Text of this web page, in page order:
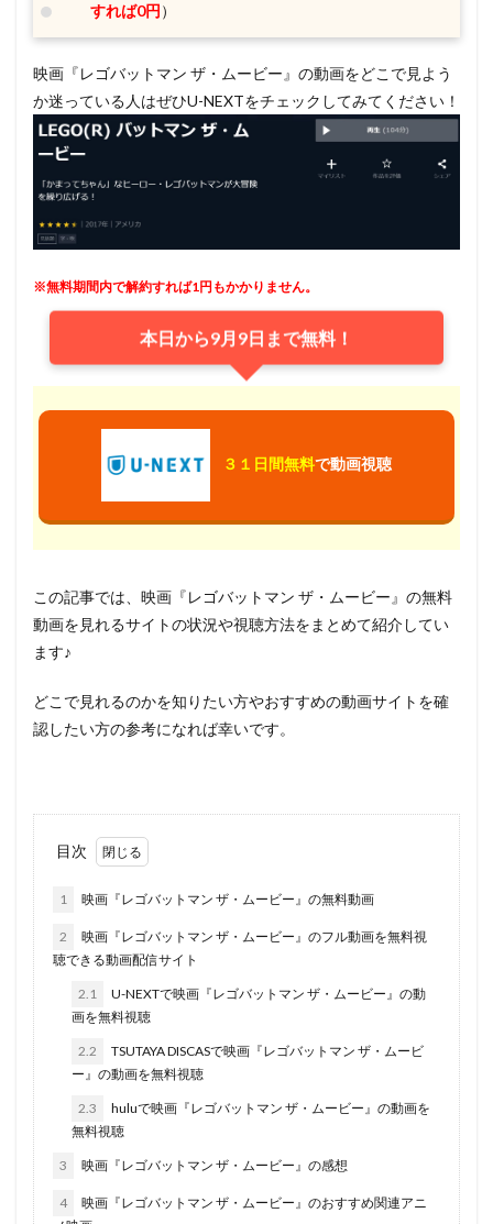
すれば0円）
映画『レゴバットマン ザ・ムービー』の動画をどこで見よう
か迷っている人はぜひU-NEXTをチェックしてみてください！
※無料期間内で解約すれば1円もかかりません。
本日から9月9日まで無料！
３１日間無料で動画視聴
この記事では、映画『レゴバットマン ザ・ムービー』の無料
動画を見れるサイトの状況や視聴方法をまとめて紹介してい
ます♪
どこで見れるのかを知りたい方やおすすめの動画サイトを確
認したい方の参考になれば幸いです。
目次
1 映画『レゴバットマン ザ・ムービー』の無料動画
2
映画『レゴバットマン ザ・ムービー』のフル動画を無料視
聴できる動画配信サイト
2.1
U-NEXTで映画『レゴバットマン ザ・ムービー』の動
画を無料視聴
2.2
TSUTAYA DISCASで映画『レゴバットマン ザ・ムービ
ー』の動画を無料視聴
2.3
huluで映画『レゴバットマン ザ・ムービー』の動画を
無料視聴
3 映画『レゴバットマン ザ・ムービー』の感想
4
映画『レゴバットマン ザ・ムービー』のおすすめ関連アニ